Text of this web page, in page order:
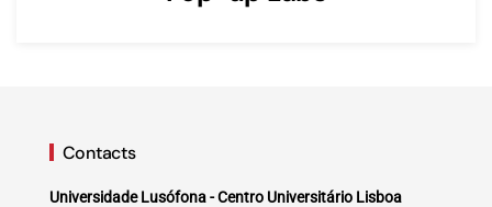
Contacts
Universidade Lusófona - Centro Universitário Lisboa